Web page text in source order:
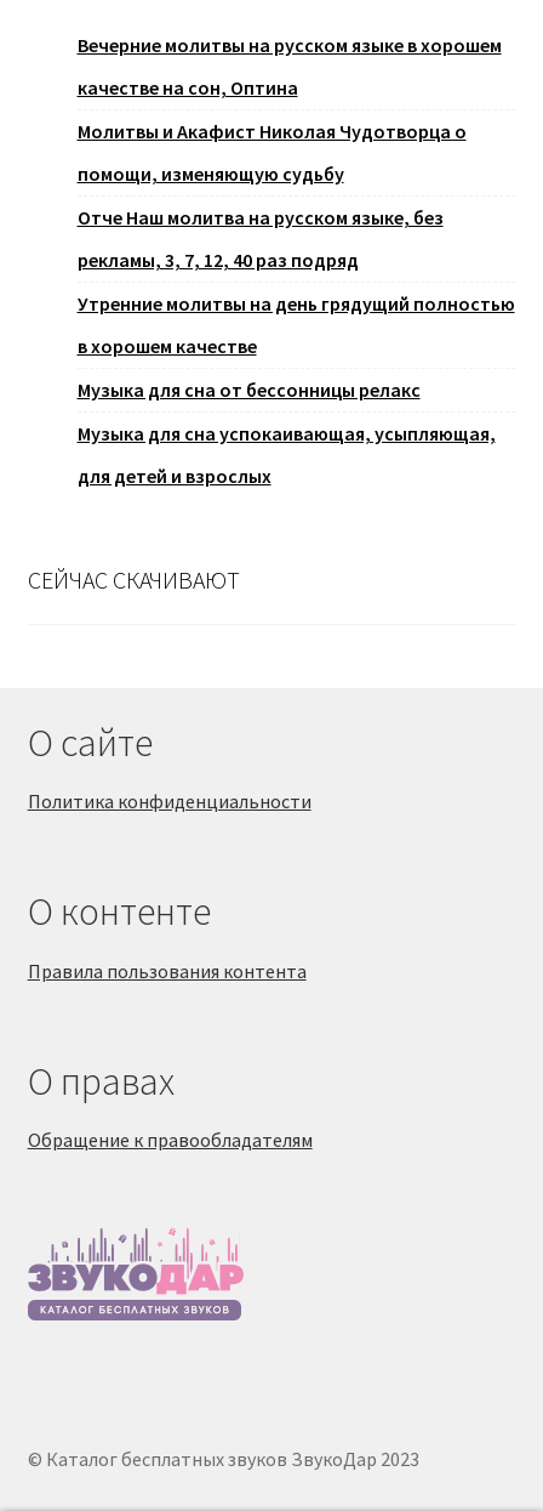
Вечерние молитвы на русском языке в хорошем
качестве на сон, Оптина
Молитвы и Акафист Николая Чудотворца о
помощи, изменяющую судьбу
Отче Наш молитва на русском языке, без
рекламы, 3, 7, 12, 40 раз подряд
Утренние молитвы на день грядущий полностью
в хорошем качестве
Музыка для сна от бессонницы релакс
Музыка для сна успокаивающая, усыпляющая,
для детей и взрослых
СЕЙЧАС СКАЧИВАЮТ
О сайте
Политика конфиденциальности
О контенте
Правила пользования контента
О правах
Обращение к правообладателям
© Каталог бесплатных звуков ЗвукоДар 2023